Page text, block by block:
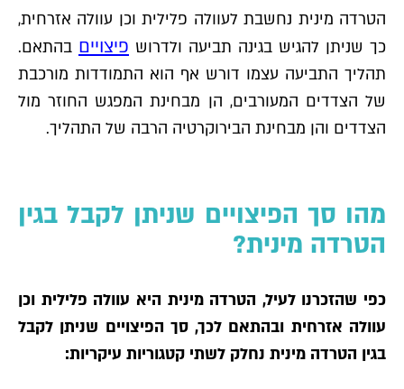
הטרדה מינית נחשבת לעוולה פלילית וכן עוולה אזרחית,
כך שניתן להגיש בגינה תביעה ולדרוש פיצויים בהתאם.
תהליך התביעה עצמו דורש אף הוא התמודדות מורכבת
של הצדדים המעורבים, הן מבחינת המפגש החוזר מול
הצדדים והן מבחינת הבירוקרטיה הרבה של התהליך.
מהו סך הפיצויים שניתן לקבל בגין
הטרדה מינית?
כפי שהזכרנו לעיל, הטרדה מינית היא עוולה פלילית וכן
עוולה אזרחית ובהתאם לכך, סך הפיצויים שניתן לקבל
בגין הטרדה מינית נחלק לשתי קטגוריות עיקריות: